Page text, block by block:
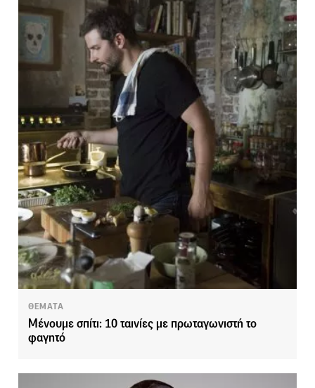
ΘΕΜΑΤΑ
Μένουμε σπίτι: 10 ταινίες με πρωταγωνιστή το
φαγητό